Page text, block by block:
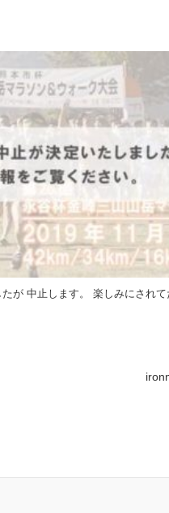
が 中止します。 楽しみにされ